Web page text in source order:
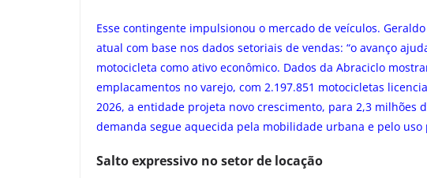
Esse contingente impulsionou o mercado de veículos.
atual com base nos dados setoriais de vendas: “o avanço
motocicleta como ativo econômico. Dados da Abraciclo
emplacamentos no varejo, com 2.197.851 motocicletas
2026, a entidade projeta novo crescimento, para 2,3 milhões
demanda segue aquecida pela mobilidade urbana e pelo uso
Salto expressivo no setor de locação